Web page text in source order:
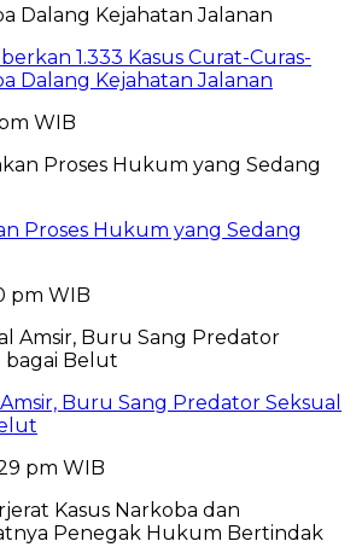
1.333 Kasus Curat-Curas-
Dalang Kejahatan Jalanan
WIB
Proses Hukum yang Sedang
pm WIB
Buru Sang Predator Seksual
pm WIB